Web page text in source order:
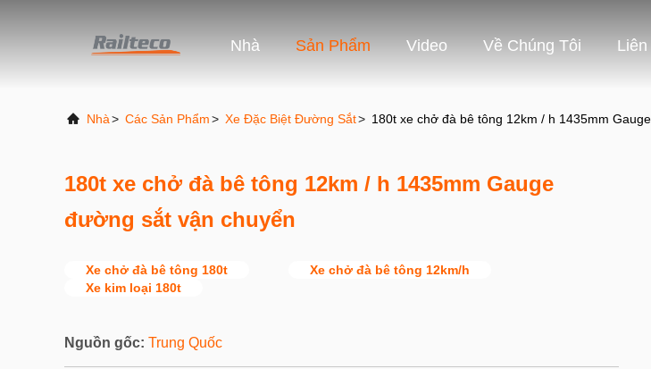
Nhà Sản Phẩm Video Về Chúng Tôi
Nhà> Các Sản Phẩm> Xe Đặc Biệt Đường Sắt> 180t xe chở đà bê tông 12km / h 1435mm
180t xe chở đà bê tông 12km / h 1435mm Gauge
đường sắt vận chuyển
Xe chở đà bê tông 180t
Xe chở đà bê tông 12km/h
Xe kim loại 180t
Nguồn gốc: Trung Quốc